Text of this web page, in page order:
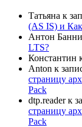
Татьяна к
(AS IS) и
Антон
LTS?
Константин
Anton к
страницу
Pack
dtp.readerк
страницу
Pack